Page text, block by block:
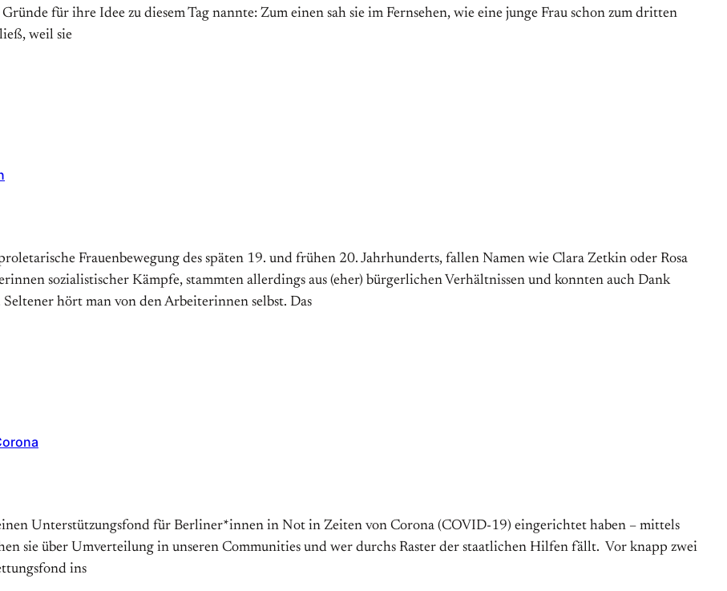
für ihre Idee zu diesem Tag nannte: Zum einen sah sie im Fernsehen, wie eine junge Frau schon zum dritten
weil sie
Frauenbewegung des späten 19. und frühen 20. Jahrhunderts, fallen Namen wie Clara Zetkin oder Rosa
sozialistischer Kämpfe, stammten allerdings aus (eher) bürgerlichen Verhältnissen und konnten auch Dank
hört man von den Arbeiterinnen selbst. Das
Unterstützungsfond für Berliner*innen in Not in Zeiten von Corona (COVID-19) eingerichtet haben – mittels
sie über Umverteilung in unseren Communities und wer durchs Raster der staatlichen Hilfen fällt. Vor knapp zwei
ins